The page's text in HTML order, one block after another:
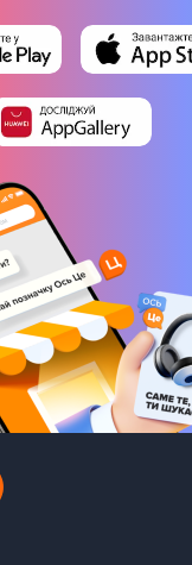
від представленого
можуть бути
у менеджера